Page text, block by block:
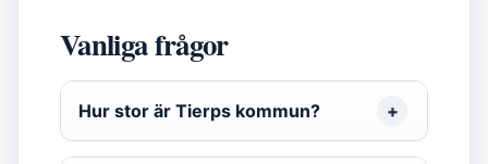
Vanliga frågor
Hur stor är Tierps kommun?